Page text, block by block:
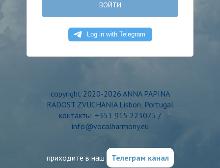
ВОЙТИ
copyright 2020-2026 ANNA PAPINA
RADOST ZVUCHANIA Lisbon, Portugal
контакты: +351 915 223075 /
info@vocalharmony.eu
приходите в наш Телеграм канал